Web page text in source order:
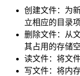
创建文件：为
立相应的目录项
删除文件：从
其占用的存储空
读文件：将文
写文件：将内